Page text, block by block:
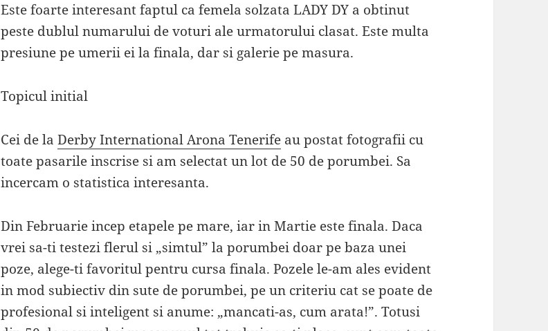
Este foarte interesant faptul ca femela solzata LADY DY a obtinut
peste dublul numarului de voturi ale urmatorului clasat. Este multa
presiune pe umerii ei la finala, dar si galerie pe masura.
Topicul initial
Cei de laDerby International Arona Tenerife au postat fotografii cu
toate pasarile inscrise si am selectat un lot de 50 de porumbei. Sa
incercam o statistica interesanta.
Din Februarie incep etapele pe mare, iar in Martie este finala. Daca
vrei sa-ti testezi flerul si „simtul” la porumbei doar pe baza unei
poze, alege-ti favoritul pentru cursa finala. Pozele le-am ales evident
in mod subiectiv din sute de porumbei, pe un criteriu cat se poate de
profesional si inteligent si anume: „mancati-as, cum arata!”. Totusi